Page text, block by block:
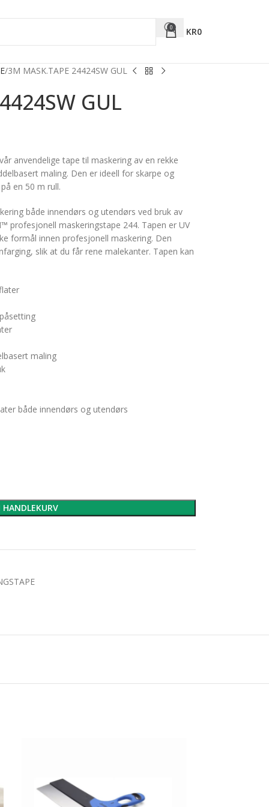
0 KR0
3M MASK.TAPE 24424SW GUL
GUL
anvendelige tape til maskering av en rekke
maling. Den er ideell for skarpe og
en 50 m rull.
både innendørs og utendørs ved bruk av
profesjonell maskeringstape 244. Tapen er UV
formål innen profesjonell maskering. Den
slik at du får rene malekanter. Tapen kan
maling
både innendørs og utendørs
HANDLEKURV